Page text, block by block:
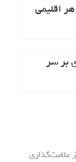
اقلیمی
بر سر
علامت‌گذاری